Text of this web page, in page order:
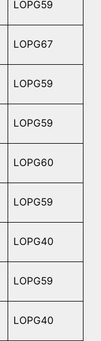
LOPG59
LOPG67
LOPG59
LOPG59
LOPG60
LOPG59
LOPG40
LOPG59
LOPG40